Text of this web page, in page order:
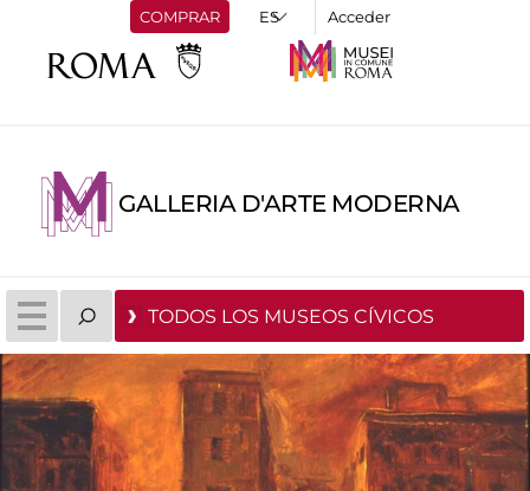
COMPRAR Acceder
GALLERIA D'ARTE MODERNA
TODOS LOS MUSEOS CÍVICOS